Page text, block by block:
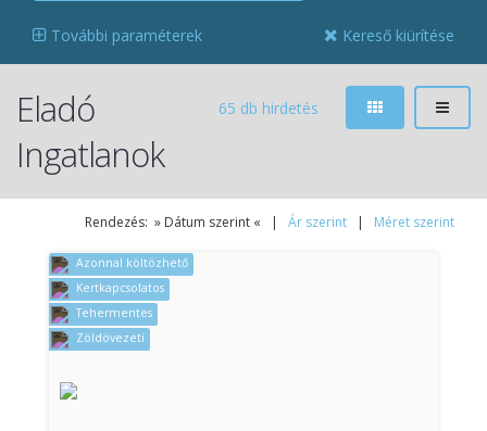
További paraméterek Kereső kiürítése
65 db hirdetés
Eladó
Ingatlanok
Rendezés: » Dátum szerint « | Ár szerint | Méret szerint
Azonnal költözhető
Kertkapcsolatos
Tehermentes
Zöldövezeti